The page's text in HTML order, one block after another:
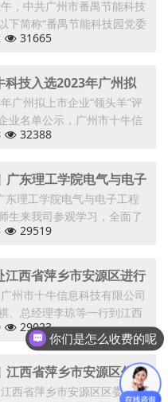
琼当选为中共广州市番禺
委员会委员
，中共广州市番禺节能科技
下简称“番禺节能科技园党委
31665
科技入选2023年广州拟
头羊”活动50强企业榜单
广州拟上市企业“领头羊”评
业名单公示，广州市十牛信
32388
广东理工学院电气与电子
业师生来我司参观学习
东理工学院电气与电子工程
生来我司参观学习，全面了
29519
江西省萍乡市安源区进行
州市十牛信息科技有限公司
、总经理李琼等一行到江西
29023
江西省萍乡市安源区领导
牛科技考察
西省萍乡市安源区区委书记
可以介绍下你们的产品么
你们是怎么收费的呢